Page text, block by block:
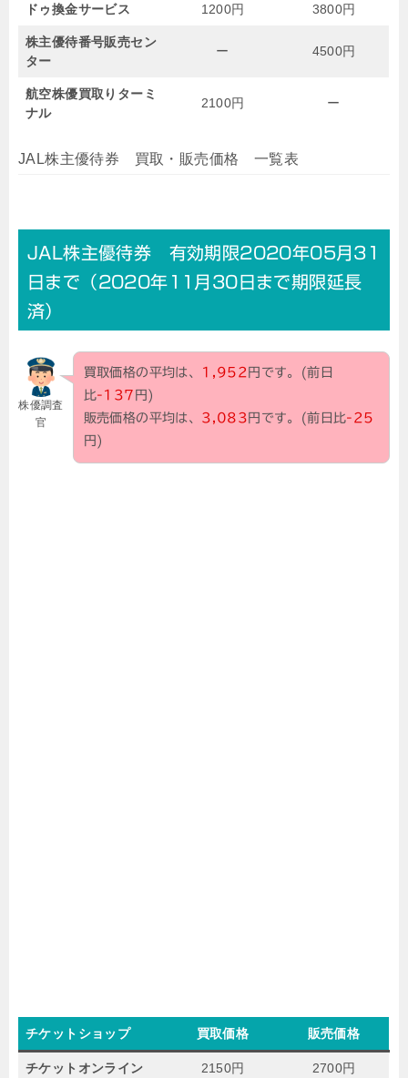
ドゥ換金サービス 1200円 3800円
株主優待番号販売セン
ター
ー 4500円
航空株優買取りターミ
ナル
2100円 ー
JAL株主優待券 買取・販売価格 一覧表
JAL株主優待券 有効期限2020年05月31
日まで（2020年11月30日まで期限延長
済）
株優調査
官
買取価格の平均は、 1,952 円です。(前日
比-137 円)
販売価格の平均は、 3,083 円です。(前日比-25
円)
チケットショップ 買取価格 販売価格
チケットオンライン 2150円 2700円